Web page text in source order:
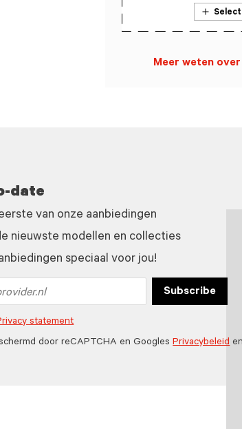
Meer weten
date
van onze aanbiedingen
nieuwste modellen en collecties
speciaal voor jou!
Subscribe
statement
door reCAPTCHA en GooglesPrivacybeleid